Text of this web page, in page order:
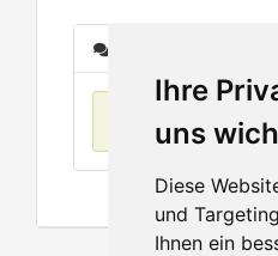
Ihre
uns
Diese
und
Ihnen ein
No items found